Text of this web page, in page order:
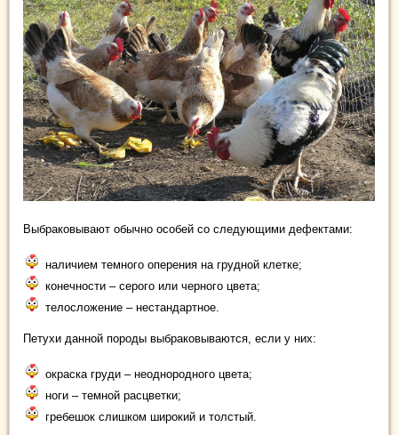
Выбраковывают обычно особей со следующими дефектами:
наличием темного оперения на грудной клетке;
конечности – серого или черного цвета;
телосложение – нестандартное.
Петухи данной породы выбраковываются, если у них:
окраска груди – неоднородного цвета;
ноги – темной расцветки;
гребешок слишком широкий и толстый.